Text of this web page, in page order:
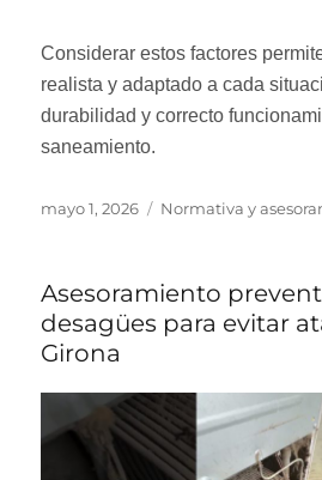
Considerar estos factores
realista y adaptado a cada
durabilidad y correcto
saneamiento.
Publicado
mayo 1, 2026 Categorías
Normativa y
Asesoramiento
desagües para evitar
Girona